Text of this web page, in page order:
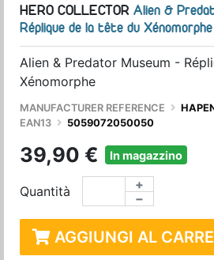
HERO COLLECTOR Alien &
Réplique de la tête du Xénomorphe
Alien & Predator Museum -
Xénomorphe
MANUFACTURER REFERENCE
EAN13
5059072050050
39,90 € In magazzino
Quantità −
+
AGGIUNGI AL